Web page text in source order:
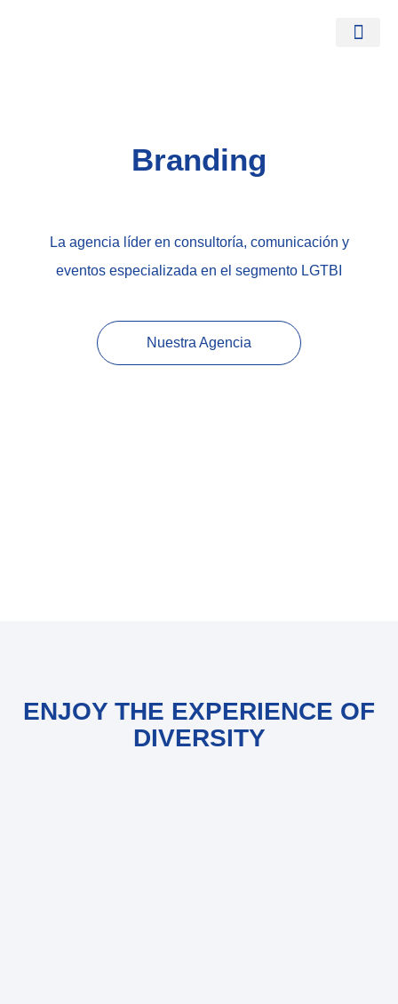
Branding
La agencia líder en consultoría, comunicación y
eventos especializada en el segmento LGTBI
Nuestra Agencia
ENJOY THE EXPERIENCE OF
DIVERSITY